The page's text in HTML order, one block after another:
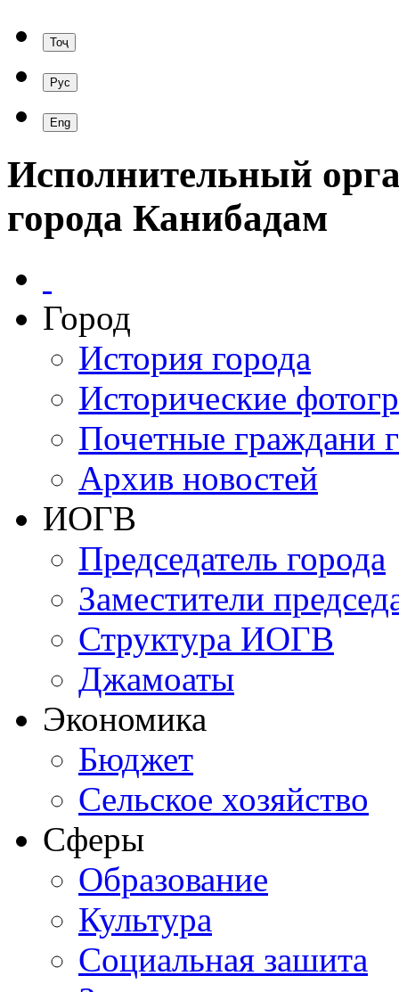
Исполнительный
города Канибадам
Город
История города
Исторические
Почетные граждани
Архив новостей
ИОГВ
Председатель города
Заместители
Структура ИОГВ
Джамоаты
Экономика
Бюджет
Сельское хозяйство
Сферы
Обрaзование
Культура
Социальная зашита